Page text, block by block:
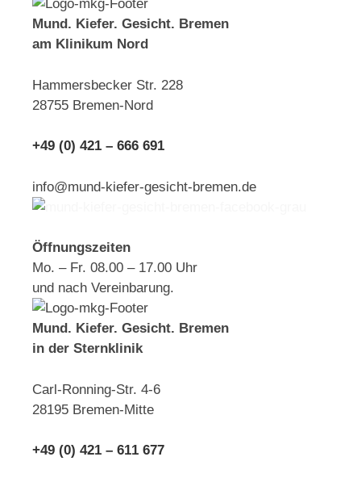
Mund. Kiefer. Gesicht. Bremen
am Klinikum Nord
Hammersbecker Str. 228
28755 Bremen-Nord
+49 (0) 421 – 666 691
info@mund-kiefer-gesicht-bremen.de
Öffnungszeiten
Mo. – Fr. 08.00 – 17.00 Uhr
und nach Vereinbarung.
Mund. Kiefer. Gesicht. Bremen
in der Sternklinik
Carl-Ronning-Str. 4-6
28195 Bremen-Mitte
+49 (0) 421 – 611 677